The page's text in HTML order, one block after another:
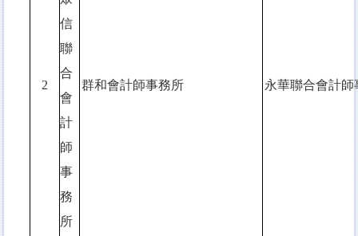
2
信
聯
合
會
計
師
事
務
所
群和會計師事務所 永華聯合會計